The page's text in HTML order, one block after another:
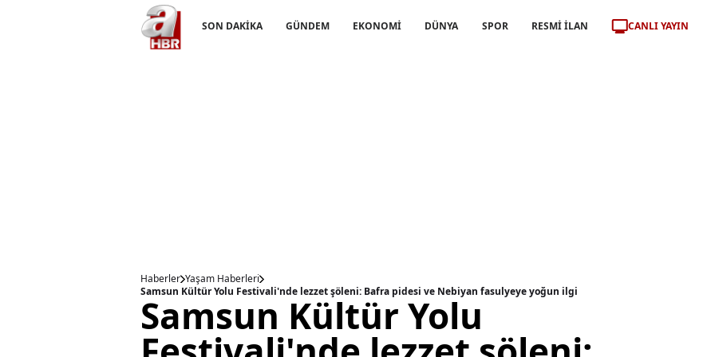
SON DAKİKA GÜNDEM EKONOMİ DÜNYA SPOR RESMİ İLAN CANLI YAYIN
Haberler Yaşam Haberleri
Samsun Kültür Yolu Festivali'nde lezzet şöleni: Bafra pidesi ve Nebiyan fasulyeye yoğun ilgi
Samsun Kültür Yolu